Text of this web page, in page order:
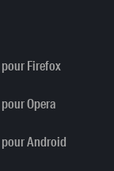
Firefox
Opera
Android